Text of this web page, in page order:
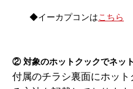
◆イーカプコンはこちら
② 対象のホットクックでネッ
付属のチラシ裏面にホッ